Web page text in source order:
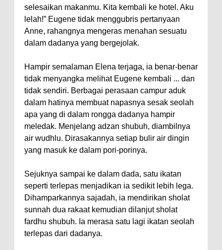
selesaikan makanmu. Kita kembali ke hotel. Aku
lelah!” Eugene tidak menggubris pertanyaan
Anne, rahangnya mengeras menahan sesuatu
dalam dadanya yang bergejolak.
Hampir semalaman Elena terjaga, ia benar-benar
tidak menyangka melihat Eugene kembali ... dan
tidak sendiri. Berbagai perasaan campur aduk
dalam hatinya membuat napasnya sesak seolah
apa yang di dalam rongga dadanya hampir
meledak. Menjelang adzan shubuh, diambilnya
air wudhlu. Dirasakannya setiap bulir air dingin
yang masuk ke dalam pori-porinya.
Sejuknya sampai ke dalam dada, satu ikatan
seperti terlepas menjadikan ia sedikit lebih lega.
Dihamparkannya sajadah, ia mendirikan sholat
sunnah dua rakaat kemudian dilanjut sholat
fardhu shubuh. Ia merasa satu lagi ikatan seolah
terlepas dari dadanya.